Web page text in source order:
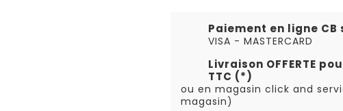
Paiement en ligne CB
VISA - MASTERCARD
Livraison OFFERTE
TTC (*)
ou en magasin click and
magasin)